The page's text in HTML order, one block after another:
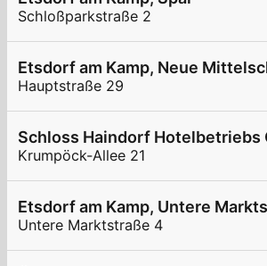
Schloßparkstraße 2
Etsdorf am Kamp, Neue
Hauptstraße 29
Schloss Haindorf Hotelbetriebs
Krumpöck-Allee 21
Etsdorf am Kamp, Untere
Untere Marktstraße 4